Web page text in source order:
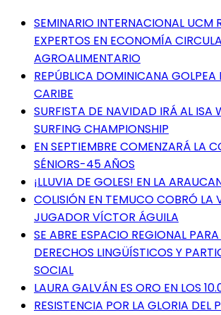
SEMINARIO INTERNACIONAL UCM
EXPERTOS EN ECONOMÍA
AGROALIMENTARIO
REPÚBLICA DOMINICANA GOLPEA
CARIBE
SURFISTA DE NAVIDAD IRÁ AL ISA
SURFING CHAMPIONSHIP
EN SEPTIEMBRE COMENZARÁ LA
SÉNIORS-45 AÑOS
¡LLUVIA DE GOLES! EN LA
COLISIÓN EN TEMUCO COBRÓ LA
JUGADOR VÍCTOR ÁGUILA
SE ABRE ESPACIO REGIONAL
DERECHOS LINGÜÍSTICOS Y
SOCIAL
LAURA GALVÁN ES ORO EN LOS
RESISTENCIA POR LA GLORIA DEL